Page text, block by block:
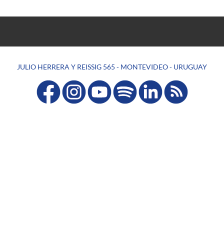
JULIO HERRERA Y REISSIG 565 - MONTEVIDEO - URUGUAY